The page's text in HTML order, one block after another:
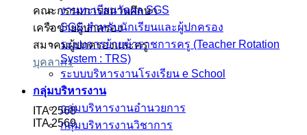
คณะกรรมการสถานศึกษา
เครือข่ายผู้ปกครอง
สมาคมผู้ปกครองและครู
บุคลากร
ITA 2568
ITA 2569
งานทะเบียนวัดผล SGS
SGS สำหรับนักเรียนและผู้ปกครอง
ระบบการย้ายข้าราชการครู (Teacher Rotation
System : TRS)
ระบบบริหารงานโรงเรียน e School
กลุ่มบริหารงาน
กลุ่มบริหารงานอำนวยการ
กลุ่มบริหารงานวิชาการ